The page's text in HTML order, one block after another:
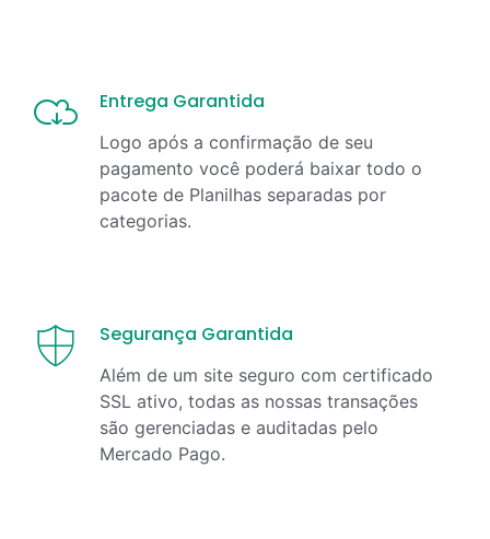
Entrega Garantida
Logo após a confirmação de seu
pagamento você poderá baixar todo o
pacote de Planilhas separadas por
categorias.
Segurança Garantida
Além de um site seguro com certificado
SSL ativo, todas as nossas transações
são gerenciadas e auditadas pelo
Mercado Pago.